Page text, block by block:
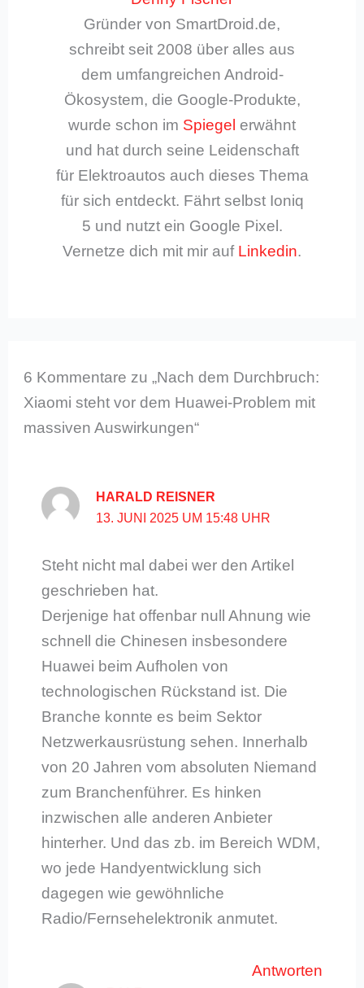
Gründer von SmartDroid.de,
schreibt seit 2008 über alles aus
dem umfangreichen Android-
Ökosystem, die Google-Produkte,
wurde schon im Spiegel erwähnt
und hat durch seine Leidenschaft
für Elektroautos auch dieses Thema
für sich entdeckt. Fährt selbst Ioniq
5 und nutzt ein Google Pixel.
Vernetze dich mit mir auf Linkedin.
6 Kommentare zu „Nach dem Durchbruch:
Xiaomi steht vor dem Huawei-Problem mit
massiven Auswirkungen“
HARALD REISNER
13. JUNI 2025 UM 15:48 UHR
Steht nicht mal dabei wer den Artikel
geschrieben hat.
Derjenige hat offenbar null Ahnung wie
schnell die Chinesen insbesondere
Huawei beim Aufholen von
technologischen Rückstand ist. Die
Branche konnte es beim Sektor
Netzwerkausrüstung sehen. Innerhalb
von 20 Jahren vom absoluten Niemand
zum Branchenführer. Es hinken
inzwischen alle anderen Anbieter
hinterher. Und das zb. im Bereich WDM,
wo jede Handyentwicklung sich
dagegen wie gewöhnliche
Radio/Fernsehelektronik anmutet.
Antworten